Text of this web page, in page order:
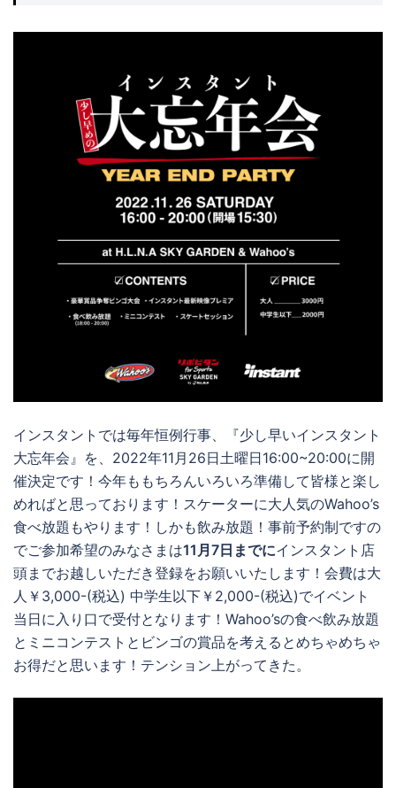
インスタントでは毎年恒例行事、『少し早いインスタント
大忘年会』を、2022年11月26日土曜日16:00~20:00に開
催決定です！今年ももちろんいろいろ準備して皆様と楽し
めればと思っております！スケーターに大人気のWahoo’s
食べ放題もやります！しかも飲み放題！事前予約制ですの
でご参加希望のみなさまは11月7日までにインスタント店
頭までお越しいただき登録をお願いいたします！会費は大
人￥3,000-(税込) 中学生以下￥2,000-(税込)でイベント
当日に入り口で受付となります！Wahoo’sの食べ飲み放題
とミニコンテストとビンゴの賞品を考えるとめちゃめちゃ
お得だと思います！テンション上がってきた。